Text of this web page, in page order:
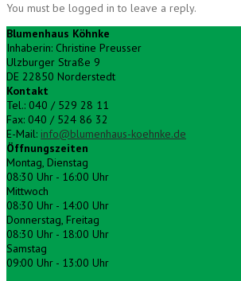
You must be logged in to leave a reply.
Blumenhaus Köhnke
Inhaberin: Christine Preusser
Ulzburger Straße 9
DE 22850 Norderstedt
Kontakt
Tel.: 040 / 529 28 11
Fax: 040 / 524 86 32
E-Mail: info@blumenhaus-koehnke.de
Öffnungszeiten
Montag, Dienstag
08:30 Uhr - 16:00 Uhr
Mittwoch
08:30 Uhr - 14:00 Uhr
Donnerstag, Freitag
08:30 Uhr - 18:00 Uhr
Samstag
09:00 Uhr - 13:00 Uhr